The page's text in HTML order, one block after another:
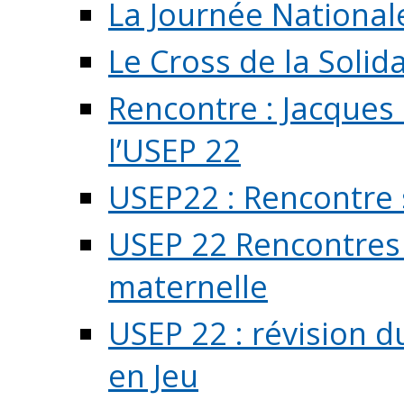
La Journée
Le Cross de la
Rencontre :
l’USEP 22
USEP22 :
USEP 22
maternelle
USEP 22 : révision
en Jeu